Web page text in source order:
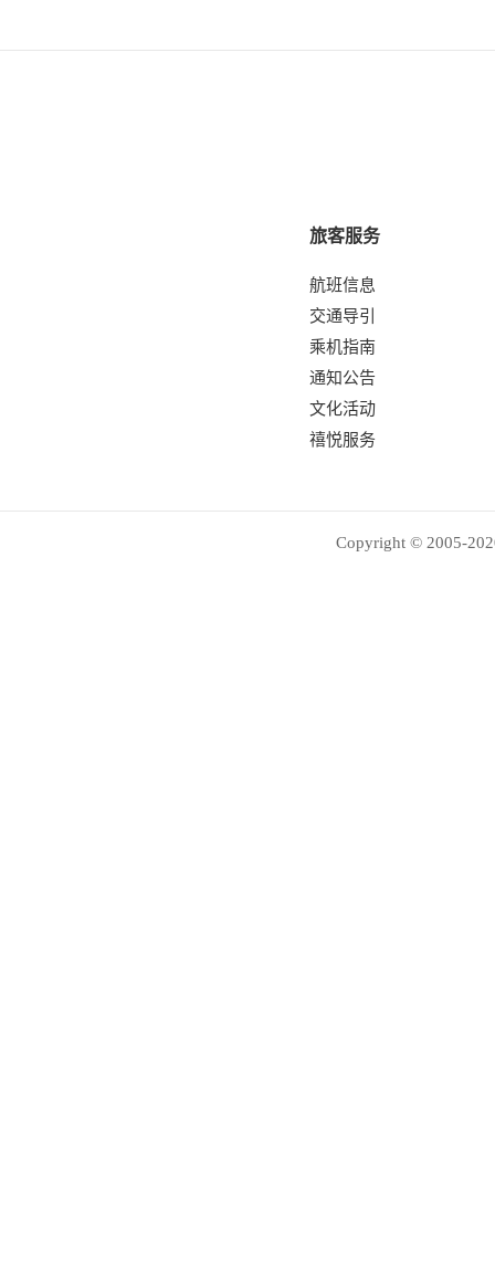
旅客服务
航班信息
交通导引
乘机指南
通知公告
文化活动
禧悦服务
Copyright © 2005-